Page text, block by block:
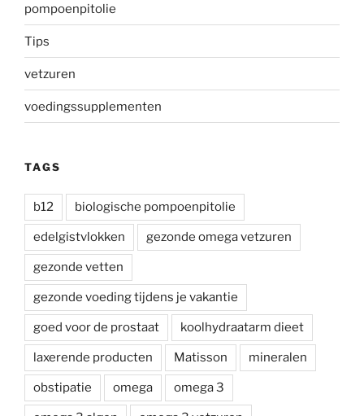
pompoenpitolie
Tips
vetzuren
voedingssupplementen
TAGS
b12 biologische pompoenpitolie
edelgistvlokken gezonde omega vetzuren
gezonde vetten
gezonde voeding tijdens je vakantie
goed voor de prostaat koolhydraatarm dieet
laxerende producten Matisson mineralen
obstipatie omega omega 3